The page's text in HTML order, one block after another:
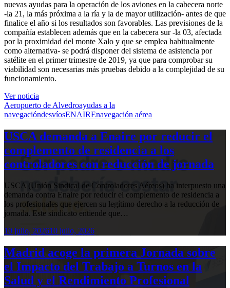
nuevas ayudas para la operación de los aviones en la cabecera norte
-la 21, la más próxima a la ría y la de mayor utilización- antes de que
finalice el año si los resultados son favorables. Las previsiones de la
compañía establecen además que en la cabecera sur -la 03, afectada
por la proximidad del monte Xalo y que se emplea habitualmente
como alternativa- se podrá disponer del sistema de asistencia por
satélite en el primer trimestre de 2019, ya que para comprobar su
viabilidad son necesarias más pruebas debido a la complejidad de su
funcionamiento.
Ver noticia
Aeropuerto de Alvedroayudas a la
navegacióndesvíosENAIREnavegación aérea
USCA demanda a Enaire por reducir el
complemento de residencia a los
controladores con reducción de jornada
USCA (Unión Sindical de Controladores Aéreos) ha interpuesto una
demanda contra Enaire por reducir el complemento de residencia a
los profesionales que ejercen su legítimo derecho a la reducción de
jornada. Este sindicato entiende que…
10 julio, 202610 julio, 2026
Madrid acoge la primera Jornada sobre
el Impacto del Trabajo a Turnos en la
Salud y el Rendimiento Profesional